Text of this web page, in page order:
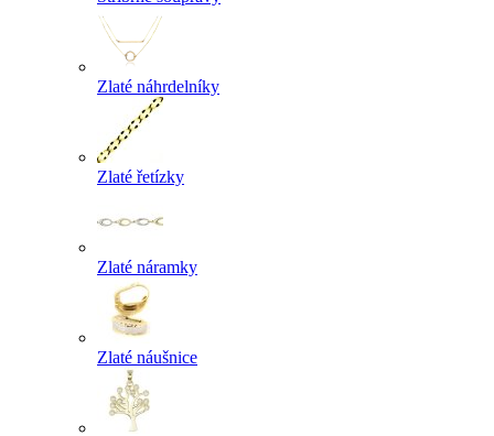
Zlaté náhrdelníky
Zlaté řetízky
Zlaté náramky
Zlaté náušnice